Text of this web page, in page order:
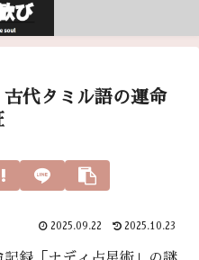
代タミル語の運命
2025.09.22 2025.10.23